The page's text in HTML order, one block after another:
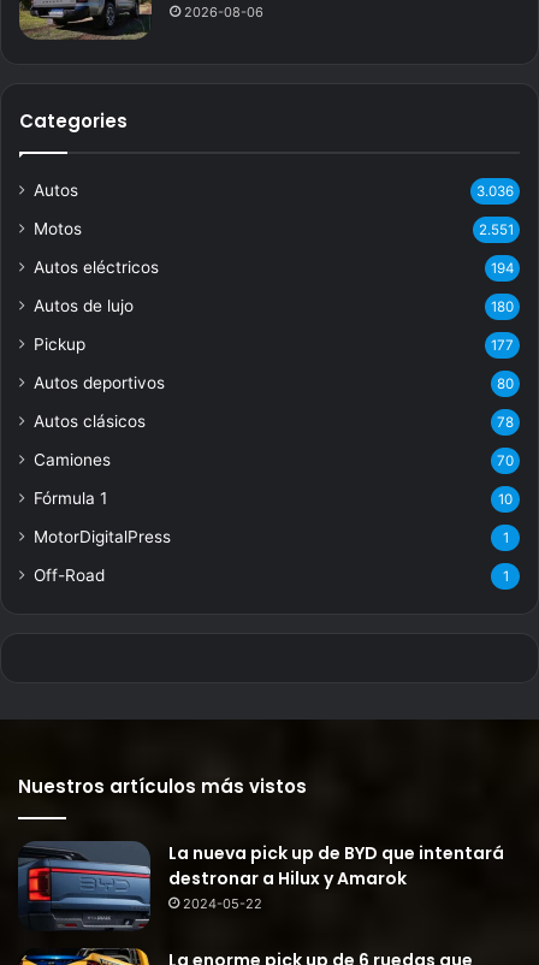
2026-08-06
Categories
Autos 3.036
Motos 2.551
Autos eléctricos 194
Autos de lujo 180
Pickup 177
Autos deportivos 80
Autos clásicos 78
Camiones 70
Fórmula 1 10
MotorDigitalPress 1
Off-Road 1
Nuestros artículos más vistos
La nueva pick up de BYD que intentará
destronar a Hilux y Amarok
2024-05-22
La enorme pick up de 6 ruedas que